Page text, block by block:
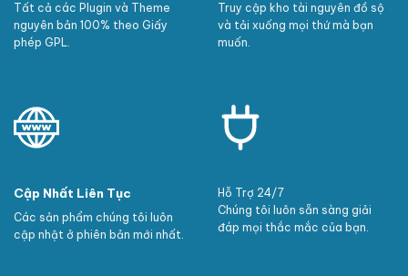
Tất cả các Plugin và Theme
nguyên bản 100% theo Giấy
phép GPL.
Truy cập kho tài nguyên đồ sộ
và tải xuống mọi thứ mà bạn
muốn.
Cập Nhất Liên Tục
Các sản phẩm chúng tôi luôn
cập nhật ở phiên bản mới nhất.
Hỗ Trợ 24/7
Chúng tôi luôn sẵn sàng giải
đáp mọi thắc mắc của bạn.